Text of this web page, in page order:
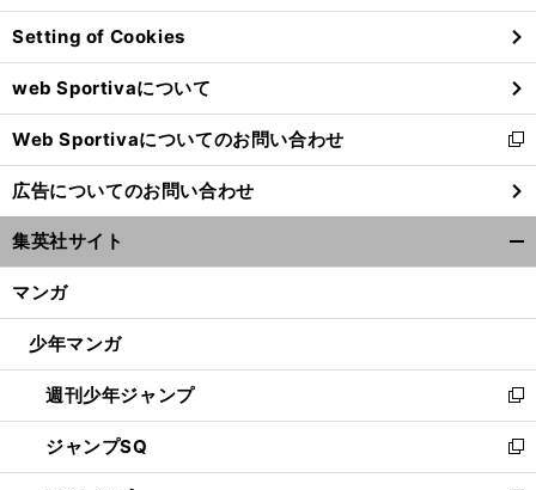
前
ン
ド
ウ
で
開
く
Setting of Cookies
web Sportivaについて
Web Sportivaについてのお問い合わせ
新
し
い
ウ
ィ
ン
ウ
開
く
広告についてのお問い合わせ
集英社サイト
マンガ
少年マンガ
週刊少年ジャンプ
新
し
い
ウ
ジャンプSQ
新
し